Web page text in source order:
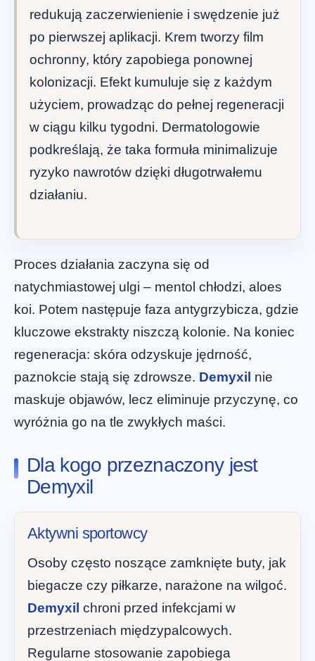
redukują zaczerwienienie i swędzenie już
po pierwszej aplikacji. Krem tworzy film
ochronny, który zapobiega ponownej
kolonizacji. Efekt kumuluje się z każdym
użyciem, prowadząc do pełnej regeneracji
w ciągu kilku tygodni. Dermatologowie
podkreślają, że taka formuła minimalizuje
ryzyko nawrotów dzięki długotrwałemu
działaniu.
Proces działania zaczyna się od
natychmiastowej ulgi – mentol chłodzi, aloes
koi. Potem następuje faza antygrzybicza, gdzie
kluczowe ekstrakty niszczą kolonie. Na koniec
regeneracja: skóra odzyskuje jędrność,
paznokcie stają się zdrowsze. Demyxil nie
maskuje objawów, lecz eliminuje przyczynę, co
wyróżnia go na tle zwykłych maści.
Dla kogo przeznaczony jest
Demyxil
Aktywni sportowcy
Osoby często noszące zamknięte buty, jak
biegacze czy piłkarze, narażone na wilgoć.
Demyxil chroni przed infekcjami w
przestrzeniach międzypalcowych.
Regularne stosowanie zapobiega